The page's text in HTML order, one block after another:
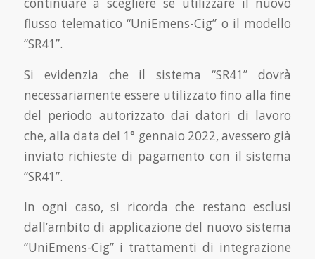
flusso telematico “UniEmens-Cig” o il modello
“SR41”.
Si evidenzia che il sistema “SR41” dovrà
necessariamente essere utilizzato fino alla fine
del periodo autorizzato dai datori di lavoro
che, alla data del 1° gennaio 2022, avessero già
inviato richieste di pagamento con il sistema
“SR41”.
In ogni caso, si ricorda che restano esclusi
dall’ambito di applicazione del nuovo sistema
“UniEmens-Cig” i trattamenti di integrazione